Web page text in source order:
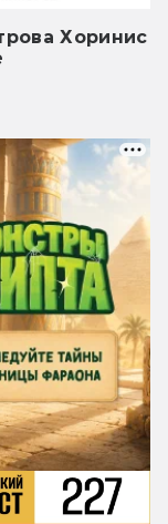
Хоринис